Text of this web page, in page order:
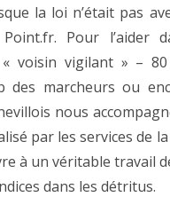
la loi n’était pas
Pour l’aider
voisin vigilant » –
des marcheurs ou
nous
par les services de
à un véritable travail
dans les détritus.